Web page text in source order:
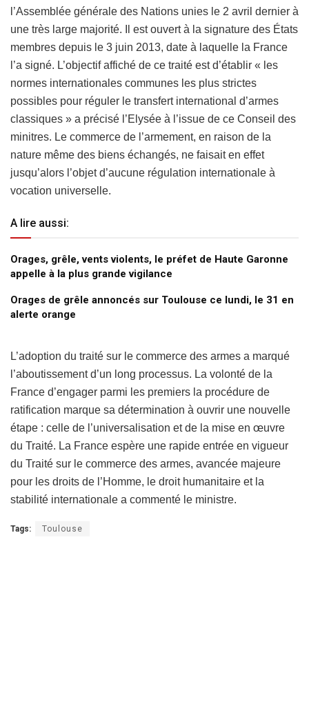
l’Assemblée générale des Nations unies le 2 avril dernier à
une très large majorité. Il est ouvert à la signature des États
membres depuis le 3 juin 2013, date à laquelle la France
l’a signé. L’objectif affiché de ce traité est d’établir « les
normes internationales communes les plus strictes
possibles pour réguler le transfert international d’armes
classiques » a précisé l’Elysée à l’issue de ce Conseil des
minitres. Le commerce de l’armement, en raison de la
nature même des biens échangés, ne faisait en effet
jusqu’alors l’objet d’aucune régulation internationale à
vocation universelle.
A lire aussi:
Orages, grêle, vents violents, le préfet de Haute Garonne
appelle à la plus grande vigilance
Orages de grêle annoncés sur Toulouse ce lundi, le 31 en
alerte orange
L’adoption du traité sur le commerce des armes a marqué
l’aboutissement d’un long processus. La volonté de la
France d’engager parmi les premiers la procédure de
ratification marque sa détermination à ouvrir une nouvelle
étape : celle de l’universalisation et de la mise en œuvre
du Traité. La France espère une rapide entrée en vigueur
du Traité sur le commerce des armes, avancée majeure
pour les droits de l’Homme, le droit humanitaire et la
stabilité internationale a commenté le ministre.
Tags: Toulouse